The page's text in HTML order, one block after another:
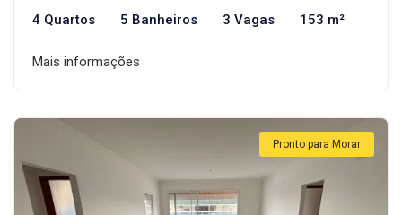
4 Quartos 5 Banheiros 3 Vagas 153 m²
Mais informações
Pronto para Morar